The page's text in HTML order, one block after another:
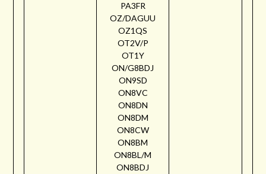
PA3FR
OZ/DAGUU
OZ1QS
OT2V/P
OT1Y
ON/G8BDJ
ON9SD
ON8VC
ON8DN
ON8DM
ON8CW
ON8BM
ON8BL/M
ON8BDJ